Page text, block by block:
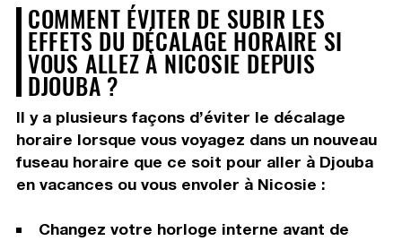
COMMENT ÉVITER DE SUBIR LES
EFFETS DU DÉCALAGE HORAIRE SI
VOUS ALLEZ À NICOSIE DEPUIS
DJOUBA ?
Il y a plusieurs façons d’éviter le décalage
horaire lorsque vous voyagez dans un nouveau
fuseau horaire que ce soit pour aller à Djouba
en vacances ou vous envoler à Nicosie :
Changez votre horloge interne avant de